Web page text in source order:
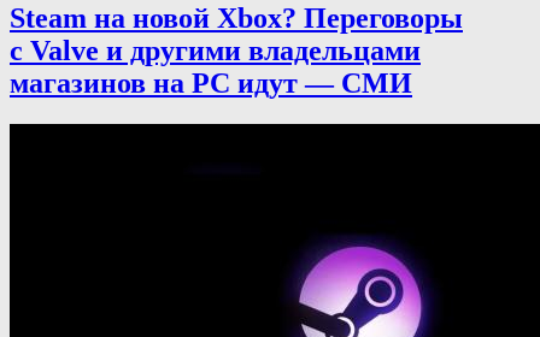
Steam на новой Xbox? Переговоры
с Valve и другими владельцами
магазинов на PC идут — СМИ